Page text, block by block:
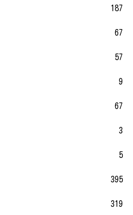
187
67
57
9
67
3
5
395
319